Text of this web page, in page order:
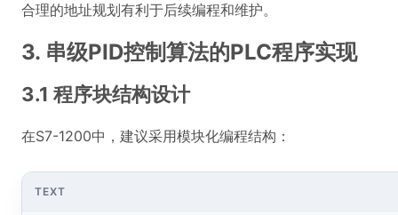
合理的地址规划有利于后续编程和维护。
3. 串级PID控制算法的PLC程序实现
3.1 程序块结构设计
在S7-1200中，建议采用模块化编程结构：
TEXT